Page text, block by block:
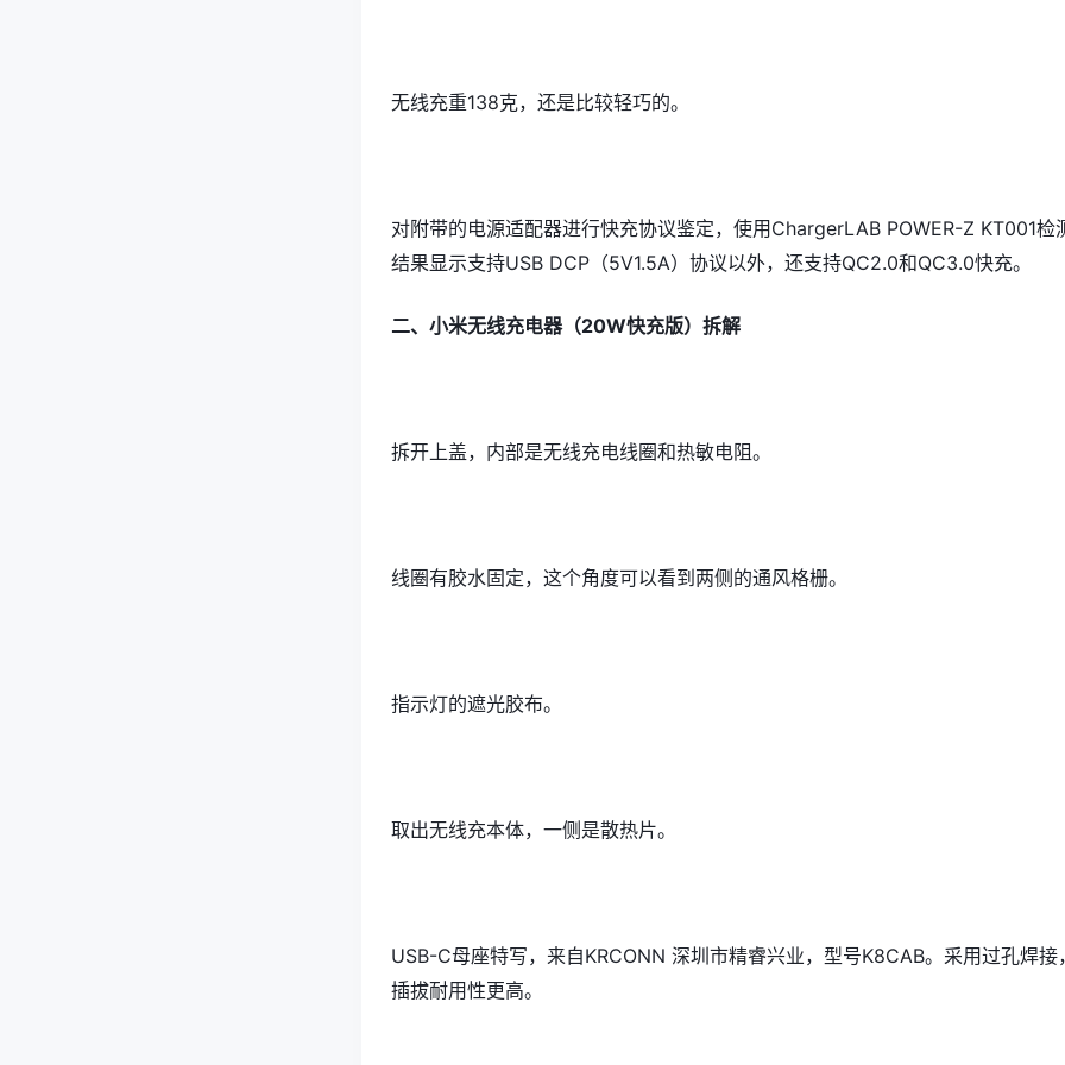
无线充重138克，还是比较轻巧的。
对附带的电源适配器进行快充协议鉴定，使用ChargerLAB POWER-Z KT001检
结果显示支持USB DCP（5V1.5A）协议以外，还支持QC2.0和QC3.0快充。
二、小米无线充电器（20W快充版）拆解
拆开上盖，内部是无线充电线圈和热敏电阻。
线圈有胶水固定，这个角度可以看到两侧的通风格栅。
指示灯的遮光胶布。
取出无线充本体，一侧是散热片。
USB-C母座特写，来自KRCONN 深圳市精睿兴业，型号K8CAB。采用过孔焊接
插拔耐用性更高。